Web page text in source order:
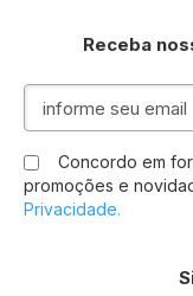
Receba
Inscreva-
nossa
Newsletter:
Concordo em
promoções e
Privacidade.